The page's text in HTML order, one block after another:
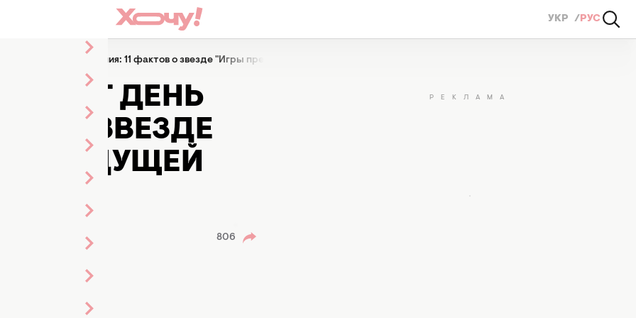
УКР РУС
день рождения: 11 фактов о звезде "Игры престолов" и будущей Ларе Крофт
ДЕНЬ
О ЗВЕЗДЕ
И БУДУЩЕЙ
806